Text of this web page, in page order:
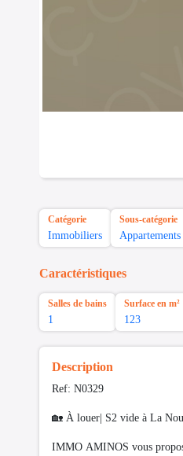
Catégorie
Immobiliers
Sous-catégorie
Appartements
Caractéristiques
Salles de bains
1
Surface en m²
123
Description
Ref: N0329
🏡 À louer| S2 vide à La
IMMO AMINOS vous